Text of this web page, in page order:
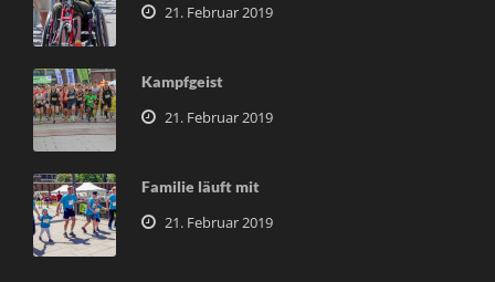
21. Februar 2019
Kampfgeist
21. Februar 2019
Familie läuft mit
21. Februar 2019